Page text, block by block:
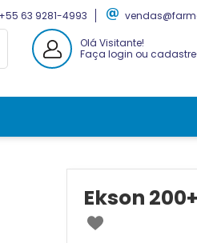
+55 63 9281-4993
Olá Visitante!
Faça login ou
Ekson